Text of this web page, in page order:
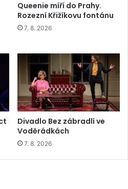
Queenie míří do Prahy.
Rozezní Křižíkovu fontánu
7. 8. 2026
Divadlo Bez zábradlí ve
Voděrádkách
7. 8. 2026